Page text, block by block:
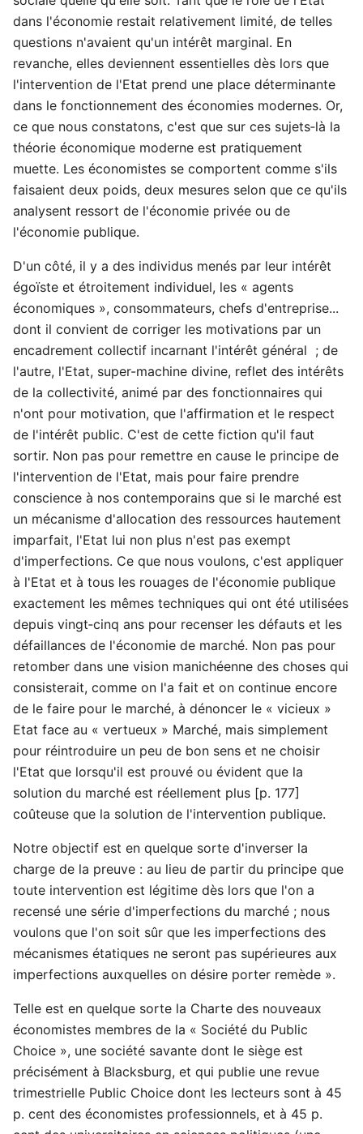
dans l'économie restait relativement limité, de telles
questions n'avaient qu'un intérêt marginal. En
revanche, elles deviennent essentielles dès lors que
l'intervention de l'Etat prend une place déterminante
dans le fonctionnement des économies modernes. Or,
ce que nous constatons, c'est que sur ces sujets‑là la
théorie économique moderne est pratiquement
muette. Les économistes se comportent comme s'ils
faisaient deux poids, deux mesures selon que ce qu'ils
analysent ressort de l'économie privée ou de
l'économie publique.
D'un côté, il y a des individus menés par leur intérêt
égoïste et étroitement individuel, les « agents
économiques », consommateurs, chefs d'entreprise...
dont il convient de corriger les motivations par un
encadrement collectif incarnant l'intérêt général ; de
l'autre, l'Etat, super-machine divine, reflet des intérêts
de la collectivité, animé par des fonctionnaires qui
n'ont pour motivation, que l'affirmation et le respect
de l'intérêt public. C'est de cette fiction qu'il faut
sortir. Non pas pour remettre en cause le principe de
l'intervention de l'Etat, mais pour faire prendre
conscience à nos contemporains que si le marché est
un mécanisme d'allocation des ressources hautement
imparfait, l'Etat lui non plus n'est pas exempt
d'imperfections. Ce que nous voulons, c'est appliquer
à l'Etat et à tous les rouages de l'économie publique
exactement les mêmes techniques qui ont été utilisées
depuis vingt‑cinq ans pour recenser les défauts et les
défaillances de l'économie de marché. Non pas pour
retomber dans une vision manichéenne des choses qui
consisterait, comme on l'a fait et on continue encore
de le faire pour le marché, à dénoncer le « vicieux »
Etat face au « vertueux » Marché, mais simplement
pour réintroduire un peu de bon sens et ne choisir
l'Etat que lorsqu'il est prouvé ou évident que la
solution du marché est réellement plus [p. 177]
coûteuse que la solution de l'intervention publique.
Notre objectif est en quelque sorte d'inverser la
charge de la preuve : au lieu de partir du principe que
toute intervention est légitime dès lors que l'on a
recensé une série d'imperfections du marché ; nous
voulons que l'on soit sûr que les imperfections des
mécanismes étatiques ne seront pas supérieures aux
imperfections auxquelles on désire porter remède ».
Telle est en quelque sorte la Charte des nouveaux
économistes membres de la « Société du Public
Choice », une société savante dont le siège est
précisément à Blacksburg, et qui publie une revue
trimestrielle Public Choice dont les lecteurs sont à 45
p. cent des économistes professionnels, et à 45 p.